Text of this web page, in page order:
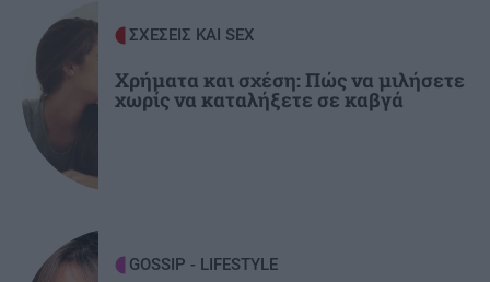
την Μακάμπι Τελ Αβίβ και ετοιμάζεται για
ΟΦΗ (βίντεο)
ΠΕΡΙΕΡΓΑ - ΠΑΡΑΞΕΝΑ
χρόνια
GOSSIP - LIFESTYLE
Γιώργος Λιάγκας: «Ο Τζορτζ Κλούνεϊ της
ΣΧΕΣΕΙΣ ΚΑΙ SEX
Χρήματα και σχέση: Πώς να μιλήσετε
χωρίς να καταλήξετε σε καβγά
GOSSIP - LIFESTYLE